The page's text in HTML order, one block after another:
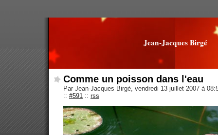
Jean-Jacques Birgé
Comme un poisson dans l'eau
Par Jean-Jacques Birgé, vendredi 13 juillet 2007 à
:: #591 :: rss